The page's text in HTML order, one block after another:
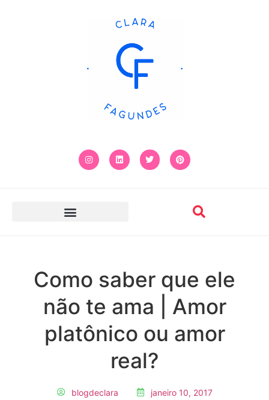
Como saber que ele
não te ama | Amor
platônico ou amor
real?
blogdeclara janeiro 10, 2017